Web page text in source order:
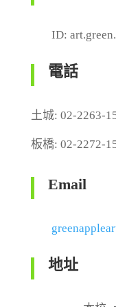
ID:
電話
土城: 02-2263-
板橋: 02-2272-
Email
地址